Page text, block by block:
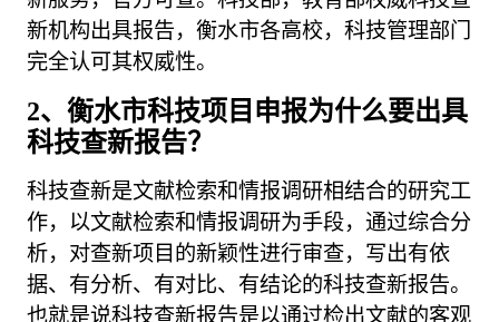
新机构出具报告，衡水市各高校，科技管理部门
完全认可其权威性。
2、衡水市科技项目申报为什么要出具
科技查新报告？
科技查新是文献检索和情报调研相结合的研究工
作，以文献检索和情报调研为手段，通过综合分
析，对查新项目的新颖性进行审查，写出有依
据、有分析、有对比、有结论的科技查新报告。
也就是说科技查新报告是以通过检出文献的客观